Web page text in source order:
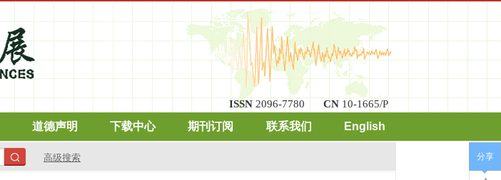
ISSN 2096-7780 CN 10-1665/P
道德声明 下载中心 期刊订阅 联系我们 English
高级搜索 分享